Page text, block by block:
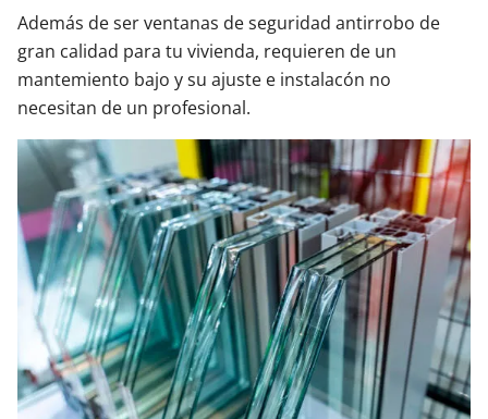
Además de ser ventanas de seguridad antirrobo de
gran calidad para tu vivienda, requieren de un
mantemiento bajo y su ajuste e instalacón no
necesitan de un profesional.